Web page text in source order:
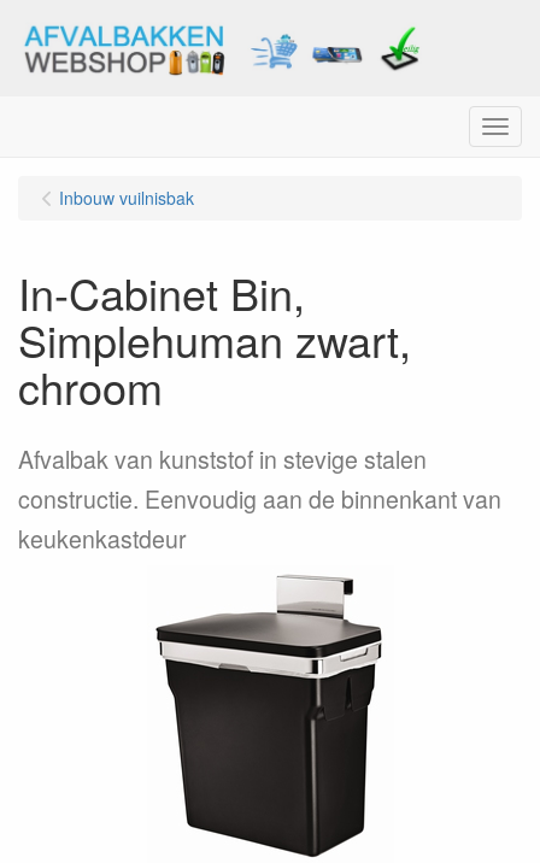
Menu
Inbouw vuilnisbak
In-Cabinet Bin,
Simplehuman zwart,
chroom
Afvalbak van kunststof in stevige stalen
constructie. Eenvoudig aan de binnenkant van
keukenkastdeur